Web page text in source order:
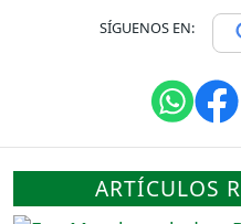
SÍGUENOS EN:
ARTÍCULOS